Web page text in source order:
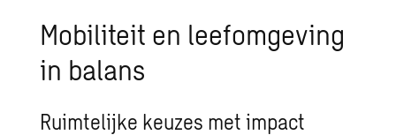
Mobiliteit en leefomgeving
in balans
Ruimtelijke keuzes met impact